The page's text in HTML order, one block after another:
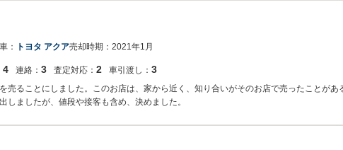
： トヨタ アクア売却時期： 2021年1月
4 連絡： 3 査定対応： 2 車引渡し： 3
売ることにしました。このお店は、家から近く、知り合いがそのお店で売ったことが
ましたが、値段や接客も含め、決めました。